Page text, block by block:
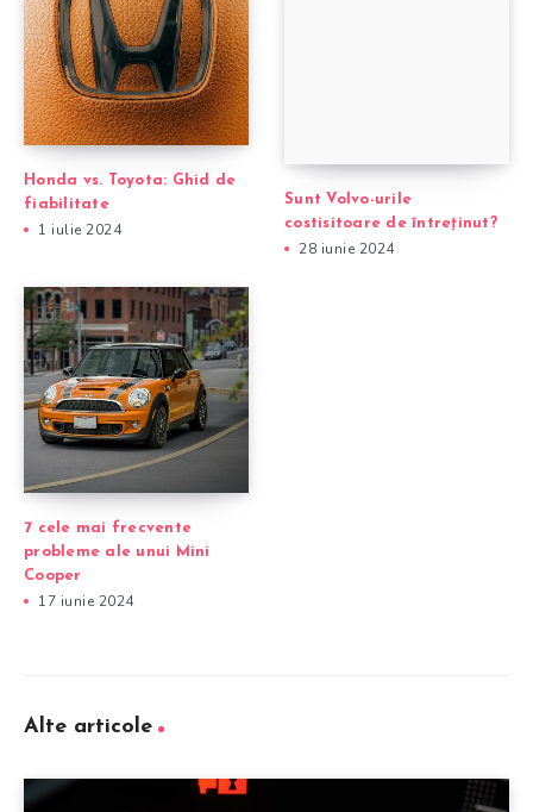
Honda vs. Toyota: Ghid de
fiabilitate
1 iulie 2024
Sunt Volvo-urile
costisitoare de întreținut?
28 iunie 2024
7 cele mai frecvente
probleme ale unui Mini
Cooper
17 iunie 2024
Alte articole